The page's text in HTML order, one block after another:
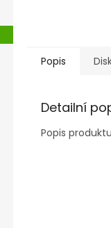
Popis
Detailní
Popis